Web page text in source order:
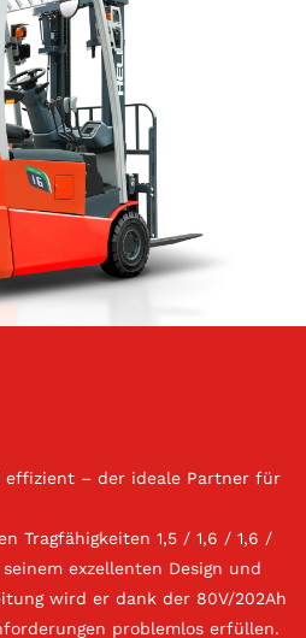
effizient – der ideale Partner für
Tragfähigkeiten 1,5 / 1,6 / 1,6 /
exzellenten Design und
wird er dank der 80V/202Ah
problemlos erfüllen.